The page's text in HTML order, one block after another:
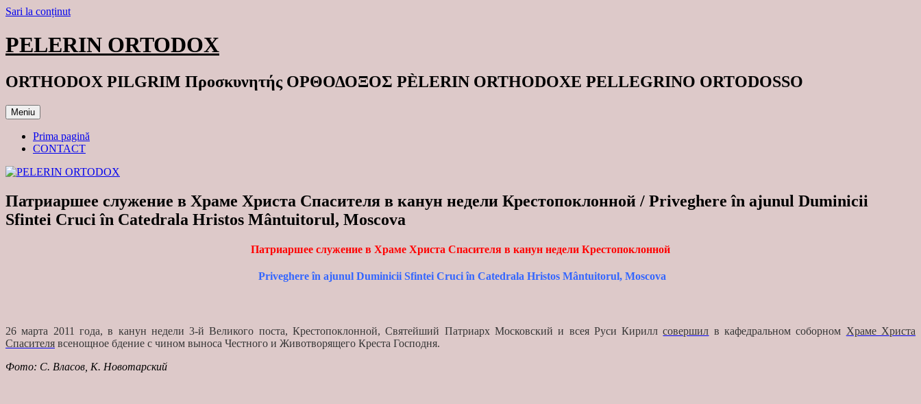
Sari la conținut
PELERIN ORTODOX
ORTHODOX PILGRIM Προσκυνητής ΟΡΘΟΔΟΞΟΣ PÈLERIN ORTHODOXE PELLEGRINO ORTODOSSO
Meniu
Prima pagină
CONTACT
Патриаршее служение в Храме Христа Спасителя в канун недели Крестопоклонной / Priveghere în ajunul Duminicii
Sfintei Cruci în Catedrala Hristos Mântuitorul, Moscova
Патриаршее служение в Храме Христа Спасителя в канун недели Крестопоклонной
Priveghere în ajunul Duminicii Sfintei Cruci în Catedrala Hristos Mântuitorul, Moscova
26 марта 2011 года, в канун недели 3-й Великого поста, Крестопоклонной, Святейший Патриарх Московский и всея Руси Кириллсовершил в кафедральном соборном Храме Христа
Спасителя всенощное бдение с чином выноса Честного и Животворящего Креста Господня.
Фото: С. Власов, К. Новотарский